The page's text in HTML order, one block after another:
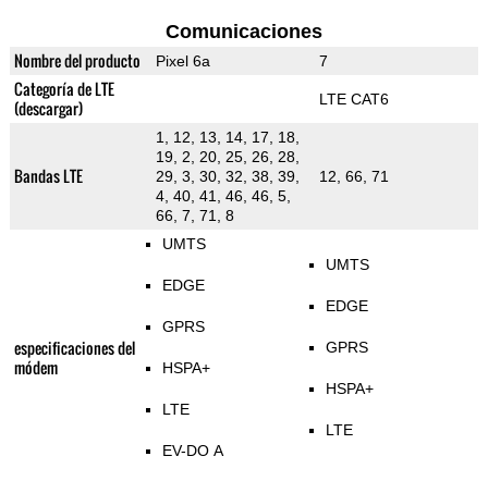
Comunicaciones
Nombre del producto Pixel 6a 7
Categoría de LTE
(descargar)
LTE CAT6
Bandas LTE
1, 12, 13, 14, 17, 18,
19, 2, 20, 25, 26, 28,
29, 3, 30, 32, 38, 39,
4, 40, 41, 46, 46, 5,
66, 7, 71, 8
12, 66, 71
especificaciones del
módem
UMTS
EDGE
GPRS
HSPA+
LTE
EV-DO A
UMTS
EDGE
GPRS
HSPA+
LTE